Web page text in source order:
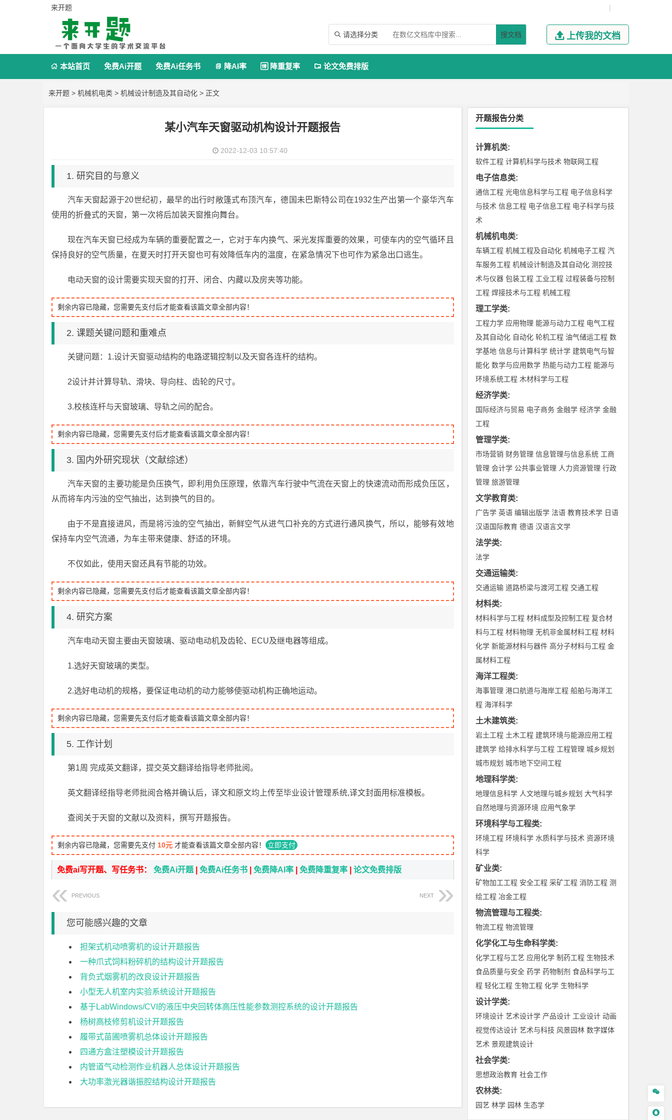
来开题 |
 请选择分类 搜文档  上传我的文档
 本站首页 免费Ai开题 免费Ai任务书  降AI率  降重复率  论文免费排版
来开题 > 机械机电类 > 机械设计制造及其自动化 > 正文
某小汽车天窗驱动机构设计开题报告
2022-12-03 10:57:40
1. 研究目的与意义
汽车天窗起源于20世纪初，最早的出行时敞篷式布顶汽车，德国未巴斯特公司在1932生产出第一个豪华汽车
使用的折叠式的天窗，第一次将后加装天窗推向舞台。
现在汽车天窗已经成为车辆的重要配置之一，它对于车内换气、采光发挥重要的效果，可使车内的空气循环且
保持良好的空气质量，在夏天时打开天窗也可有效降低车内的温度，在紧急情况下也可作为紧急出口逃生。
电动天窗的设计需要实现天窗的打开、闭合、内藏以及房夹等功能。
剩余内容已隐藏，您需要先支付后才能查看该篇文章全部内容！
2. 课题关键问题和重难点
关键问题：1.设计天窗驱动结构的电路逻辑控制以及天窗各连杆的结构。
2设计并计算导轨、滑块、导向柱、齿轮的尺寸。
3.校核连杆与天窗玻璃、导轨之间的配合。
剩余内容已隐藏，您需要先支付后才能查看该篇文章全部内容！
3. 国内外研究现状（文献综述）
汽车天窗的主要功能是负压换气，即利用负压原理，依靠汽车行驶中气流在天窗上的快速流动而形成负压区，
从而将车内污浊的空气抽出，达到换气的目的。
由于不是直接进风，而是将污浊的空气抽出，新鲜空气从进气口补充的方式进行通风换气，所以，能够有效地
保持车内空气流通，为车主带来健康、舒适的环境。
不仅如此，使用天窗还具有节能的功效。
剩余内容已隐藏，您需要先支付后才能查看该篇文章全部内容！
4. 研究方案
汽车电动天窗主要由天窗玻璃、驱动电动机及齿轮、ECU及继电器等组成。
1.选好天窗玻璃的类型。
2.选好电动机的规格，要保证电动机的动力能够使驱动机构正确地运动。
剩余内容已隐藏，您需要先支付后才能查看该篇文章全部内容！
5. 工作计划
第1周 完成英文翻译，提交英文翻译给指导老师批阅。
英文翻译经指导老师批阅合格并确认后，译文和原文均上传至毕业设计管理系统,译文封面用标准模板。
查阅关于天窗的文献以及资料，撰写开题报告。
剩余内容已隐藏，您需要先支付 10元 才能查看该篇文章全部内容！ 立即支付
免费ai写开题、写任务书： 免费Ai开题 免费Ai任务书 免费降AI率 免费降重复率 论文免费排版
PREVIOUS NEXT
您可能感兴趣的文章
担架式机动喷雾机的设计开题报告
一种爪式饲料粉碎机的结构设计开题报告
背负式烟雾机的改良设计开题报告
小型无人机室内实验系统设计开题报告
基于LabWindows/CVI的液压中央回转体高压性能参数测控系统的设计开题报告
杨树高枝修剪机设计开题报告
履带式苗圃喷雾机总体设计开题报告
四通方盒注塑模设计开题报告
内管道气动检测作业机器人总体设计开题报告
大功率激光器谐振腔结构设计开题报告
开题报告分类
计算机类:
软件工程 计算机科学与技术 物联网工程
电子信息类:
通信工程 光电信息科学与工程 电子信息科学
与技术 信息工程 电子信息工程 电子科学与技
术
机械机电类:
车辆工程 机械工程及自动化 机械电子工程 汽
车服务工程 机械设计制造及其自动化 测控技
术与仪器 包装工程 工业工程 过程装备与控制
工程 焊接技术与工程 机械工程
理工学类:
工程力学 应用物理 能源与动力工程 电气工程
及其自动化 自动化 轮机工程 油气储运工程 数
学基地 信息与计算科学 统计学 建筑电气与智
能化 数学与应用数学 热能与动力工程 能源与
环境系统工程 木材科学与工程
经济学类:
国际经济与贸易 电子商务 金融学 经济学 金融
工程
管理学类:
市场营销 财务管理 信息管理与信息系统 工商
管理 会计学 公共事业管理 人力资源管理 行政
管理 旅游管理
文学教育类:
广告学 英语 编辑出版学 法语 教育技术学 日语
汉语国际教育 德语 汉语言文学
法学类:
法学
交通运输类:
交通运输 道路桥梁与渡河工程 交通工程
材料类:
材料科学与工程 材料成型及控制工程 复合材
料与工程 材料物理 无机非金属材料工程 材料
化学 新能源材料与器件 高分子材料与工程 金
属材料工程
海洋工程类:
海事管理 港口航道与海岸工程 船舶与海洋工
程 海洋科学
土木建筑类:
岩土工程 土木工程 建筑环境与能源应用工程
建筑学 给排水科学与工程 工程管理 城乡规划
城市规划 城市地下空间工程
地理科学类:
地理信息科学 人文地理与城乡规划 大气科学
自然地理与资源环境 应用气象学
环境科学与工程类:
环境工程 环境科学 水质科学与技术 资源环境
科学
矿业类:
矿物加工工程 安全工程 采矿工程 消防工程 测
绘工程 冶金工程
物流管理与工程类:
物流工程 物流管理
化学化工与生命科学类:
化学工程与工艺 应用化学 制药工程 生物技术
食品质量与安全 药学 药物制剂 食品科学与工
程 轻化工程 生物工程 化学 生物科学
设计学类:
环境设计 艺术设计学 产品设计 工业设计 动画
视觉传达设计 艺术与科技 风景园林 数字媒体
艺术 景观建筑设计
社会学类:
思想政治教育 社会工作
农林类:
园艺 林学 园林 生态学

